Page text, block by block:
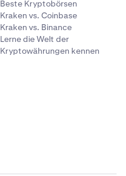
Beste Kryptobörsen
Kraken vs. Coinbase
Kraken vs. Binance
Lerne die Welt der
Kryptowährungen kennen